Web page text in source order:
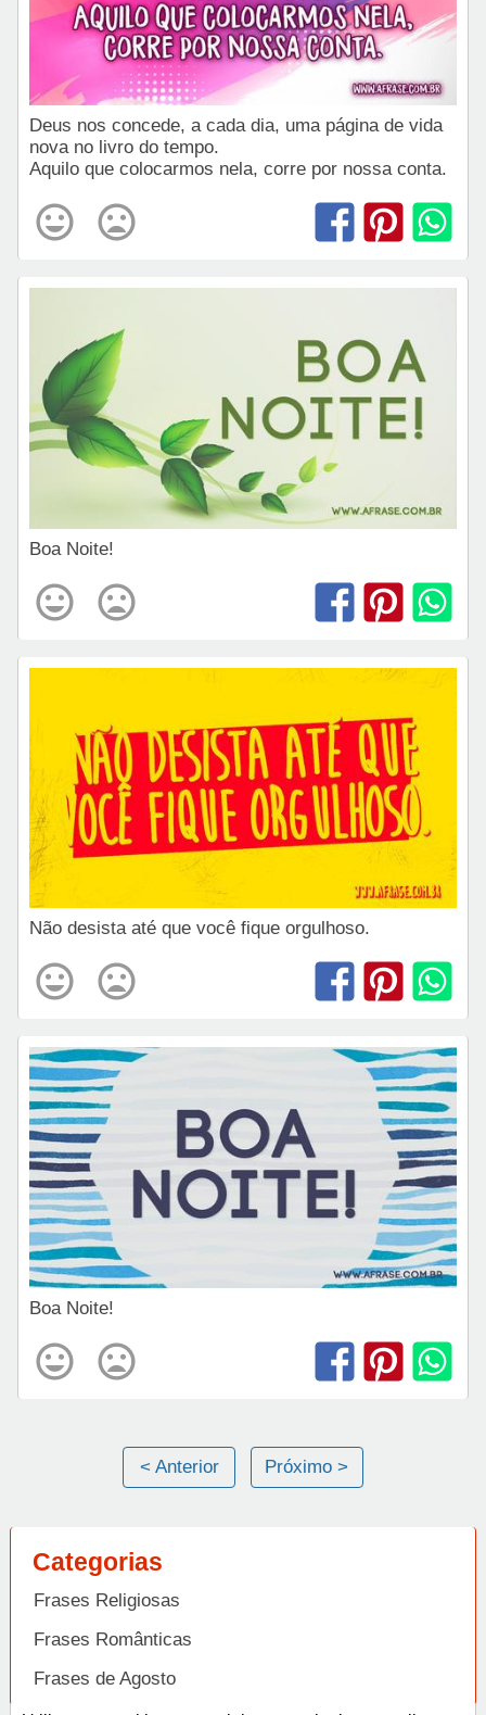
Deus nos concede, a cada dia, uma página de vida
nova no livro do tempo.
Aquilo que colocarmos nela, corre por nossa conta.
Boa Noite!
Não desista até que você fique orgulhoso.
Boa Noite!
< Anterior Próximo >
Categorias
Frases Religiosas
Frases Românticas
Frases de Agosto